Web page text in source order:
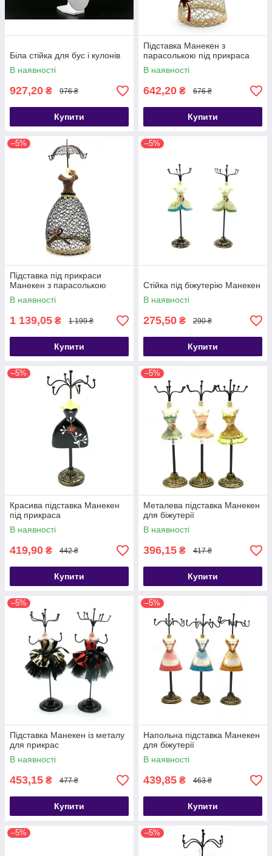
Біла стійка для бус і кулонів
В наявності
927,20 ₴ 976 ₴
Купити
Підставка Манекен з
парасолькою під прикраса
В наявності
642,20 ₴ 676 ₴
Купити
–5%
Підставка під прикраси
Манекен з парасолькою
В наявності
1 139,05 ₴ 1 199 ₴
Купити
–5%
Стійка під біжутерію Манекен
В наявності
275,50 ₴ 290 ₴
Купити
–5%
Красива підставка Манекен
під прикраса
В наявності
419,90 ₴ 442 ₴
Купити
–5%
Металева підставка Манекен
для біжутерії
В наявності
396,15 ₴ 417 ₴
Купити
–5%
Підставка Манекен із металу
для прикрас
В наявності
453,15 ₴ 477 ₴
Купити
–5%
Напольна підставка Манекен
для біжутерії
В наявності
439,85 ₴ 463 ₴
Купити
–5% –5%